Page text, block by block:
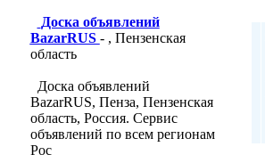
Доска объявлений
BazarRUS - , Пензенская
область
Доска объявлений
BazarRUS, Пенза, Пензенская
область, Россия. Сервис
объявлений по всем регионам
Рос